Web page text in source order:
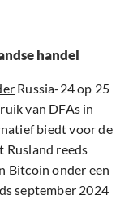
handel
Russia-24 op 25
van DFAs in
biedt voor de
Rusland reeds
Bitcoin onder een
september 2024